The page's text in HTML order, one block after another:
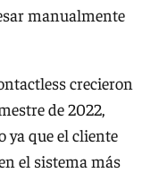
manualmente
crecieron
de 2022,
ya que el cliente
el sistema más